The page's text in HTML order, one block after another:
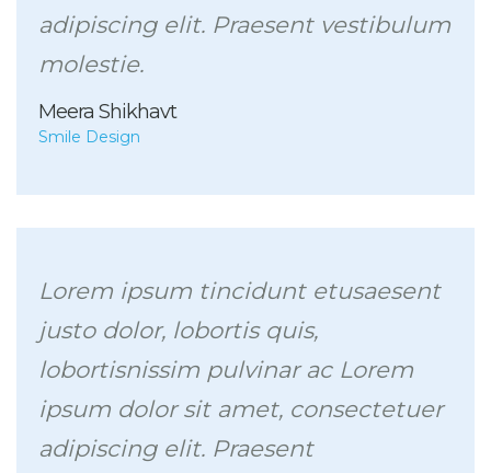
adipiscing elit. Praesent vestibulum
molestie.
Meera Shikhavt
Smile Design
Lorem ipsum tincidunt etusaesent
justo dolor, lobortis quis,
lobortisnissim pulvinar ac Lorem
ipsum dolor sit amet, consectetuer
adipiscing elit. Praesent